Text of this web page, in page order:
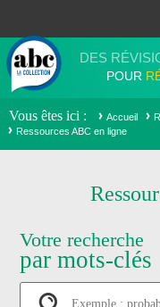
DES
POUR
Vous êtes ici Accueil
Ressources ABC en ligne
Votre recherche
par mots-clés